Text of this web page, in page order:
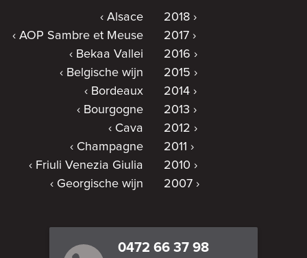
Alsace
AOP Sambre et Meuse
Bekaa Vallei
Belgische wijn
Bordeaux
Bourgogne
Cava
Champagne
Friuli Venezia Giulia
Georgische wijn
2018
2017
2016
2015
2014
2013
2012
2011
2010
2007
0472 66 37 98